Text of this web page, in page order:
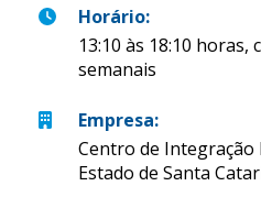
Horário:
13:10 às 18:10
semanais
Empresa:
Centro de Integração
Estado de Santa